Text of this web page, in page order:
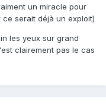
un miracle pour
serait déjà un exploit)
les yeux sur grand
clairement pas le cas